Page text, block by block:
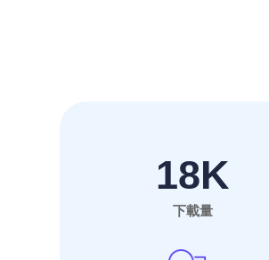
18K
下載量